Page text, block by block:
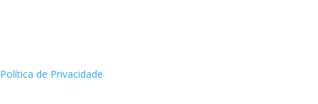
Política de Privacidade